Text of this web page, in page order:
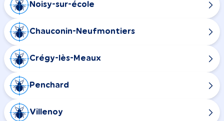
Noisy-sur-école
Chauconin-Neufmontiers
Crégy-lès-Meaux
Penchard
Villenoy